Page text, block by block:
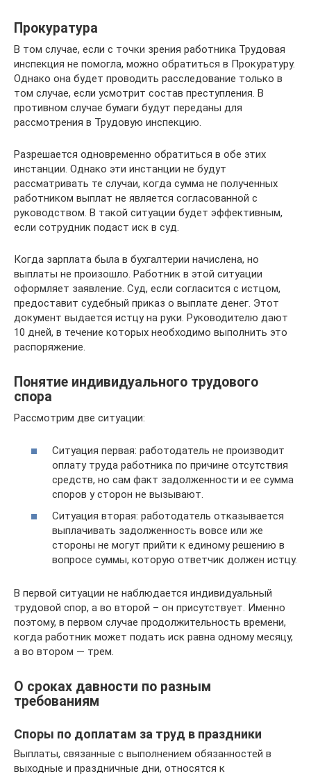
Прокуратура
В том случае, если с точки зрения работника Трудовая
инспекция не помогла, можно обратиться в Прокуратуру.
Однако она будет проводить расследование только в
том случае, если усмотрит состав преступления. В
противном случае бумаги будут переданы для
рассмотрения в Трудовую инспекцию.
Разрешается одновременно обратиться в обе этих
инстанции. Однако эти инстанции не будут
рассматривать те случаи, когда сумма не полученных
работником выплат не является согласованной с
руководством. В такой ситуации будет эффективным,
если сотрудник подаст иск в суд.
Когда зарплата была в бухгалтерии начислена, но
выплаты не произошло. Работник в этой ситуации
оформляет заявление. Суд, если согласится с истцом,
предоставит судебный приказ о выплате денег. Этот
документ выдается истцу на руки. Руководителю дают
10 дней, в течение которых необходимо выполнить это
распоряжение.
Понятие индивидуального трудового
спора
Рассмотрим две ситуации:
Ситуация первая: работодатель не производит
оплату труда работника по причине отсутствия
средств, но сам факт задолженности и ее сумма
споров у сторон не вызывают.
Ситуация вторая: работодатель отказывается
выплачивать задолженность вовсе или же
стороны не могут прийти к единому решению в
вопросе суммы, которую ответчик должен истцу.
В первой ситуации не наблюдается индивидуальный
трудовой спор, а во второй – он присутствует. Именно
поэтому, в первом случае продолжительность времени,
когда работник может подать иск равна одному месяцу,
а во втором — трем.
О сроках давности по разным
требованиям
Споры по доплатам за труд в праздники
Выплаты, связанные с выполнением обязанностей в
выходные и праздничные дни, относятся к